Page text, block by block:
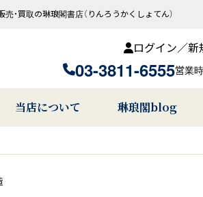
買取の琳琅閣書店（りんろうかくしょてん）
ログイン／
03-3811-6555営業
当店について 琳琅閣blog